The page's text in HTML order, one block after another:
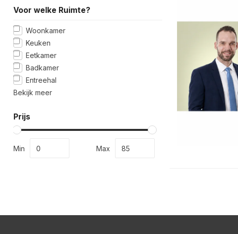
Voor welke Ruimte?
Woonkamer
Keuken
Eetkamer
Badkamer
Entreehal
Bekijk meer
Prijs
Min Max